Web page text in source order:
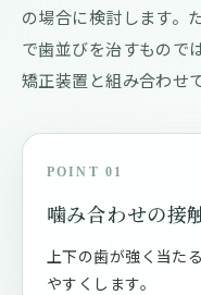
の場合に検討します。
で歯並びを治すもので
矯正装置と組み合わせ
POINT 01
噛み合わせの接
上下の歯が強く当た
やすくします。